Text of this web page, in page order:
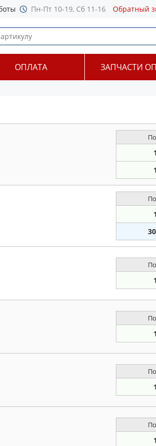
Пн-Пт 10-19, Сб 11-16 Обратный
ОПЛАТА ЗАПЧАСТИ